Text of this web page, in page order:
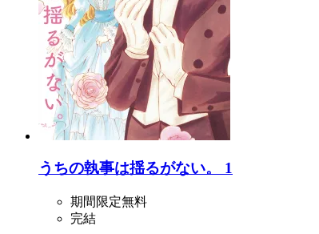
うちの執事は揺るがない。 1
期間限定無料
完結